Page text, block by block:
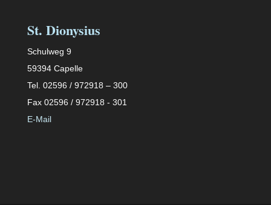
St. Dionysius
Schulweg 9
59394 Capelle
Tel. 02596 / 972918 – 300
Fax 02596 / 972918 - 301
E-Mail